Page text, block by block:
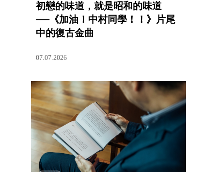
初戀的味道，就是昭和的味道
──《加油！中村同學！！》片尾
中的復古金曲
07.07.2026